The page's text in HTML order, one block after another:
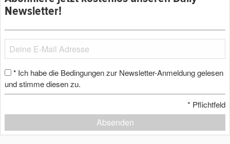
Newsletter!
* Ich habe die Bedingungen zur Newsletter-Anmeldung gelesen
und stimme diesen zu.
* Pflichtfeld
Absenden